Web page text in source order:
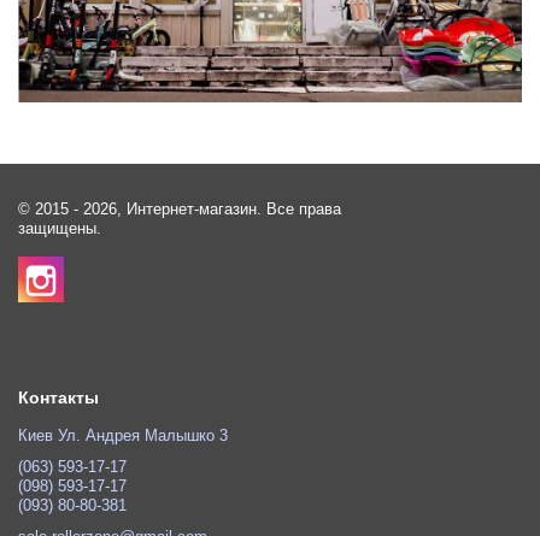
© 2015 - 2026, Интернет-магазин. Все права
защищены.
Контакты
Киев Ул. Андрея Малышко 3
(063) 593-17-17
(098) 593-17-17
(093) 80-80-381